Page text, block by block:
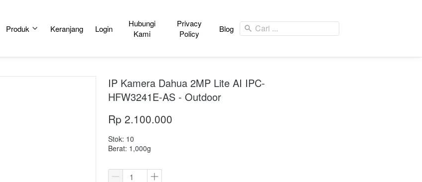
Produk Keranjang Login
Hubungi
Kami
Privacy
Policy
Blog Cari ...
IP Kamera Dahua 2MP Lite AI IPC-
HFW3241E-AS - Outdoor
Rp 2.100.000
Stok: 10
Berat: 1,000g